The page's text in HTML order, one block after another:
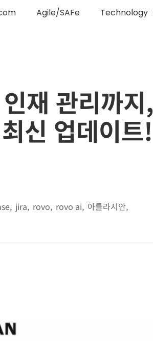
Agile/SAFe Technology
재 관리까지,
신 업데이트!
jira rovo rovo ai 아틀라시안